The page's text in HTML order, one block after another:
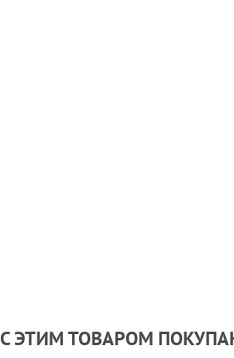
С ЭТИМ ТОВАРОМ